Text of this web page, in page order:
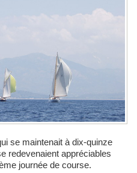
redevenaient appréciables
journée de course.